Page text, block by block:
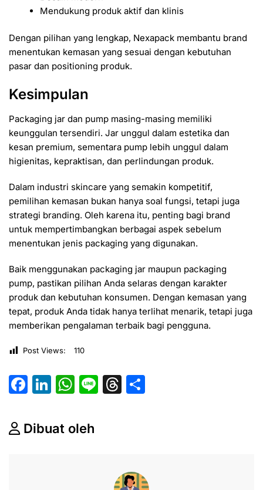
Mendukung produk aktif dan klinis
Dengan pilihan yang lengkap, Nexapack membantu brand
menentukan kemasan yang sesuai dengan kebutuhan
pasar dan positioning produk.
Kesimpulan
Packaging jar dan pump masing-masing memiliki
keunggulan tersendiri. Jar unggul dalam estetika dan
kesan premium, sementara pump lebih unggul dalam
higienitas, kepraktisan, dan perlindungan produk.
Dalam industri skincare yang semakin kompetitif,
pemilihan kemasan bukan hanya soal fungsi, tetapi juga
strategi branding. Oleh karena itu, penting bagi brand
untuk mempertimbangkan berbagai aspek sebelum
menentukan jenis packaging yang digunakan.
Baik menggunakan packaging jar maupun packaging
pump, pastikan pilihan Anda selaras dengan karakter
produk dan kebutuhan konsumen. Dengan kemasan yang
tepat, produk Anda tidak hanya terlihat menarik, tetapi juga
memberikan pengalaman terbaik bagi pengguna.
Post Views: 110
F
c
e
Li
k
e
W
at
s
Li T
s
Dibuat oleh